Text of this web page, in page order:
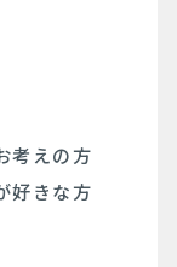
考えの方
好きな方